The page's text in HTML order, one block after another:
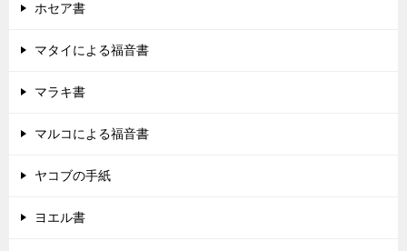
ホセア書
マタイによる福音書
マラキ書
マルコによる福音書
ヤコブの手紙
ヨエル書